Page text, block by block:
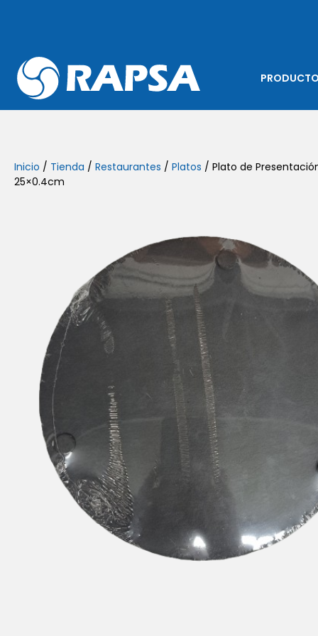
Inicio / Tienda / Restaurantes / Platos / Plato de
25×0.4cm